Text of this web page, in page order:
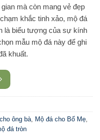
mà còn mang vẻ đẹp
khắc tinh xảo, mộ đá
là biểu tượng của sự kính
mẫu mộ đá này để ghi
khuất.
ông bà, Mộ đá cho Bố Mẹ,
đá tròn